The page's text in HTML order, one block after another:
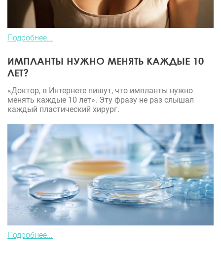
Подробнее...
ИМПЛАНТЫ НУЖНО МЕНЯТЬ КАЖДЫЕ 10
ЛЕТ?
«Доктор, в Интернете пишут, что импланты нужно
менять каждые 10 лет». Эту фразу не раз слышал
каждый пластический хирург.
Подробнее...